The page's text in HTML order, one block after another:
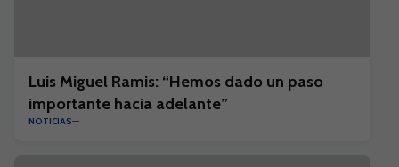
Luis Miguel Ramis: “Hemos dado un paso
importante hacia adelante”
NOTICIAS